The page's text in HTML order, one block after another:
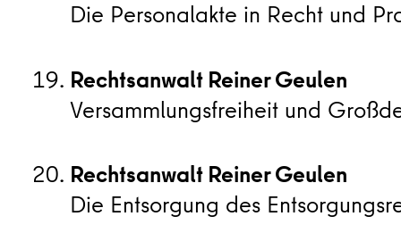
Die Personalakte in Recht und
Rechtsanwalt Reiner Geulen
Versammlungsfreiheit und
Rechtsanwalt Reiner Geulen
Die Entsorgung des